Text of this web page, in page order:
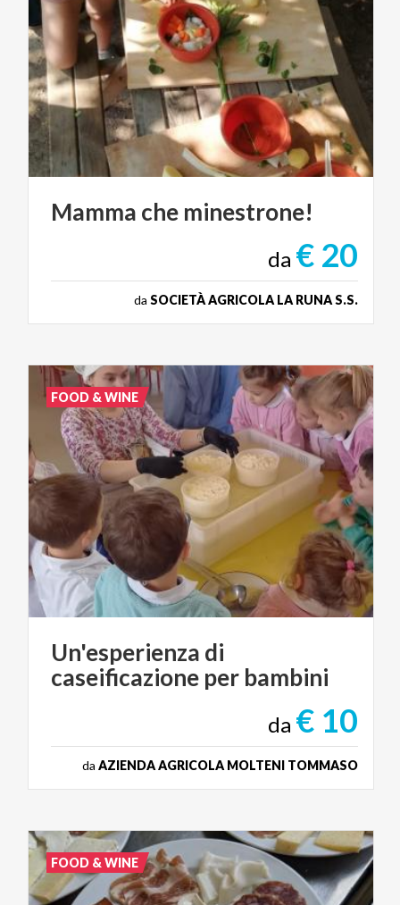
Mamma che minestrone!
da € 20
da SOCIETÀ AGRICOLA LA RUNA S.S.
Un'esperienza di
caseificazione per bambini
da € 10
da AZIENDA AGRICOLA MOLTENI TOMMASO
FOOD & WINE
FOOD & WINE